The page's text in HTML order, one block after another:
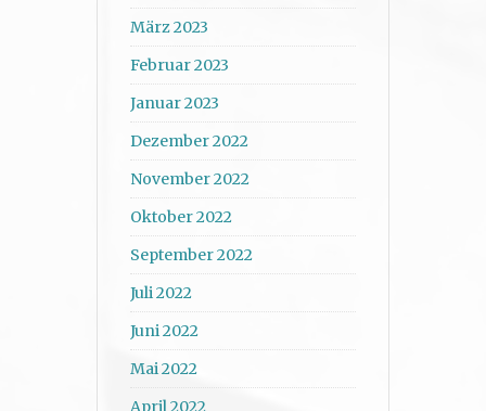
März 2023
Februar 2023
Januar 2023
Dezember 2022
November 2022
Oktober 2022
September 2022
Juli 2022
Juni 2022
Mai 2022
April 2022